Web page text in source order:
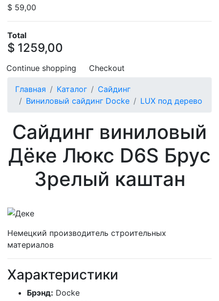
$ 59,00
Total
$ 1259,00
Continue shopping Checkout
Главная Каталог
Сайдинг
Виниловый сайдинг Docke
LUX под дерево
Сайдинг виниловый
Дёке Люкс D6S Брус
Зрелый каштан
Немецкий производитель строительных
материалов
Характеристики
Брэнд: Docke